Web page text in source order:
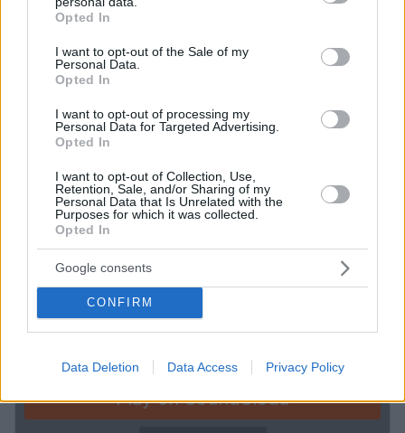
grant or deny consent to Google and its third-party tags to
use your data for below specified purposes in below Google
consent section.
Opted In
I want to opt-out of the Sale of my
Personal Data.
Opted In
I want to opt-out of processing my
Personal Data for Targeted Advertising.
Opted In
I want to opt-out of Collection, Use,
Retention, Sale, and/or Sharing of my
Personal Data that Is Unrelated with the
Purposes for which it was collected.
Opted In
Google consents
CONFIRM
Data Deletion Data Access Privacy Policy
protothema ·7 - 193208
επικοινωνία που ακολουθεί ακούγεται ο
αξιωματικός που πέταξε πάνω από τη φωτιά με
το συντονιστικό ελικόπτερο(έχει πλέον κατέβει
και βρίσκεται στη Λ. Μαραθώνος)
ενημερώνει τον υπαρχηγό. Προσέξτε πως ο
τελευταίος του ζητά να τον καλέσει στο κινητό
του. Προφανώς για να μην υπάρχει καταγραφή
των συνομιλιών τους.Η ώρα είναι 18:57:49!